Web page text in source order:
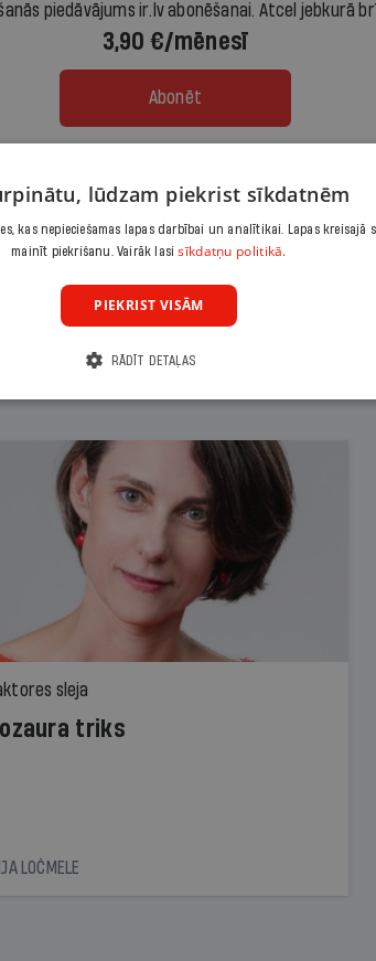
piedāvājums ir.lv abonēšanai. Atcel jebkurā
3,90 €/mēnesī
Abonēt
sleja
triks
LOČMELE
lūdzam piekrist sīkdatnēm
kas nepieciešamas lapas darbībai un analītikai. Lapas kreisajā
mainīt piekrišanu. Vairāk lasisīkdatņu politikā.
PIEKRIST VISĀM
RĀDĪT DETAĻAS